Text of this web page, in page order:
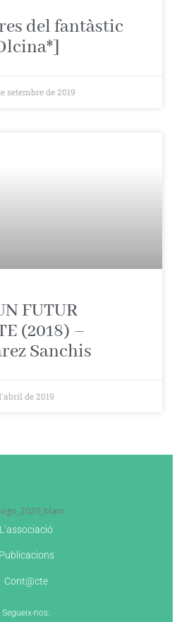
del fantàstic
setembre de 2019
FUTUR
(2018) –
Sanchis
de 2019
L’associació
Publicacions
Cont@cte
Segueix-nos: